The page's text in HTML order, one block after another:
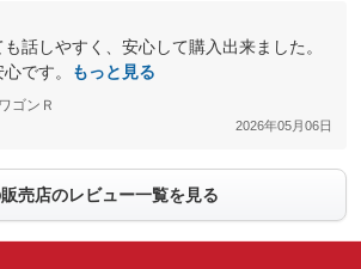
話しやすく、安心して購入出来ました。
です。
もっと見る
ゴンＲ
2026年05月06日
売店のレビュー一覧を見る